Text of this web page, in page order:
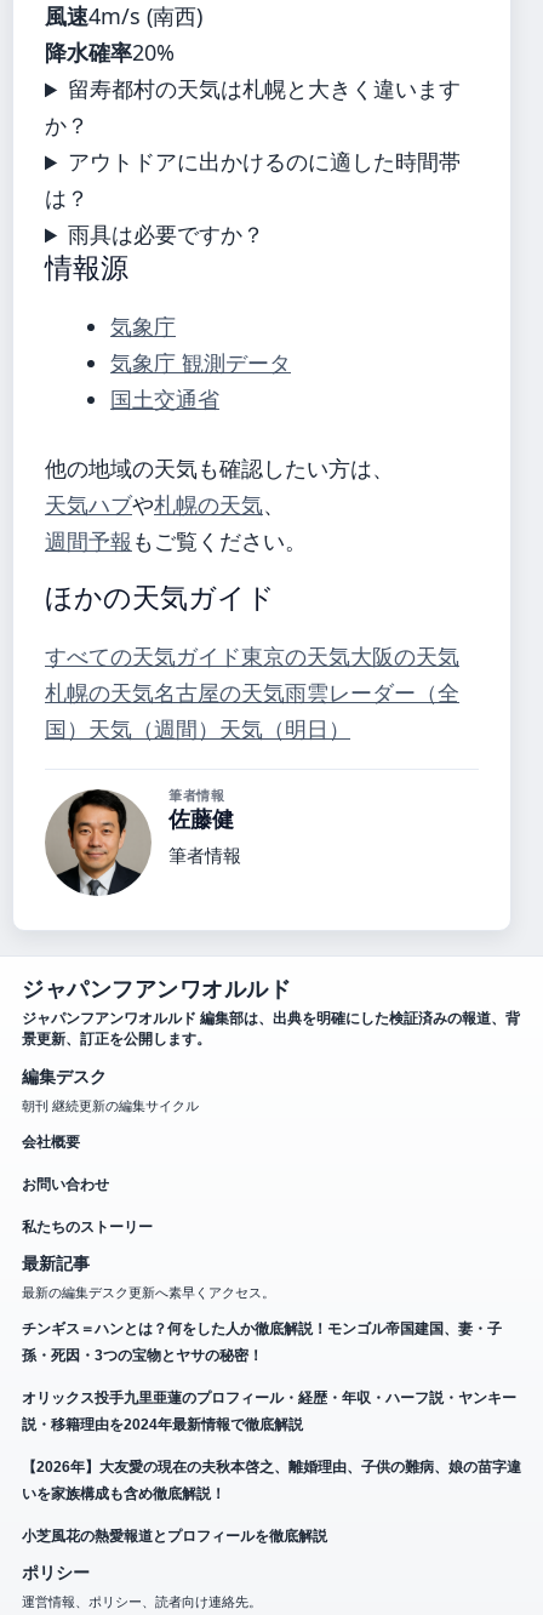
風速4m/s (南西)
降水確率20%
留寿都村の天気は札幌と大きく違います
か？
アウトドアに出かけるのに適した時間帯
は？
雨具は必要ですか？
情報源
気象庁
気象庁 観測データ
国土交通省
他の地域の天気も確認したい方は、
天気ハブや札幌の天気、
週間予報 もご覧ください。
ほかの天気ガイド
すべての天気ガイド東京の天気大阪の天気
札幌の天気名古屋の天気雨雲レーダー（全
国） 天気（週間） 天気（明日）
筆者情報
佐藤健
筆者情報
ジャパンフアンワオルルド
ジャパンフアンワオルルド 編集部は、出典を明確にした検証済みの報道、背
景更新、訂正を公開します。
編集デスク
朝刊 継続更新の編集サイクル
会社概要
お問い合わせ
私たちのストーリー
最新記事
最新の編集デスク更新へ素早くアクセス。
チンギス＝ハンとは？何をした人か徹底解説！モンゴル帝国建国、妻・子
孫・死因・3つの宝物とヤサの秘密！
オリックス投手九里亜蓮のプロフィール・経歴・年収・ハーフ説・ヤンキー
説・移籍理由を2024年最新情報で徹底解説
【2026年】大友愛の現在の夫秋本啓之、離婚理由、子供の難病、娘の苗字違
いを家族構成も含め徹底解説！
小芝風花の熱愛報道とプロフィールを徹底解説
ポリシー
運営情報、ポリシー、読者向け連絡先。